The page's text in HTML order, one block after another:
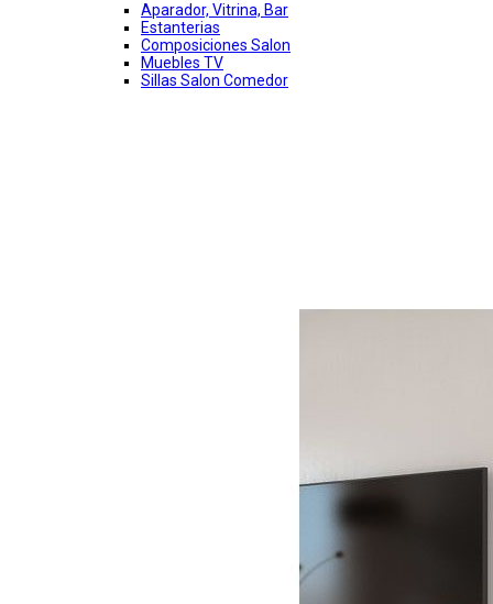
Aparador, Vitrina, Bar
Estanterias
Composiciones Salon
Muebles TV
Sillas Salon Comedor